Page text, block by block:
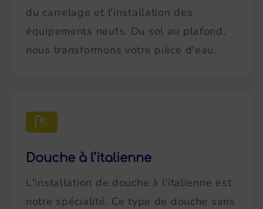
du carrelage et l'installation des
équipements neufs. Du sol au plafond,
nous transformons votre pièce d'eau.
Douche à l’italienne
L'installation de douche à l'italienne est
notre spécialité. Ce type de douche sans